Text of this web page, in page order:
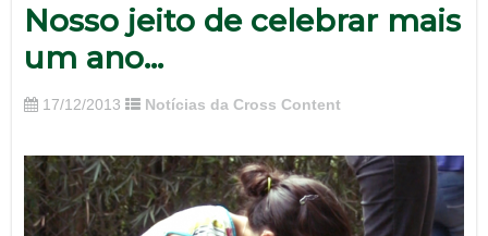
Nosso jeito de celebrar mais
um ano…
17/12/2013 Notícias da Cross Content